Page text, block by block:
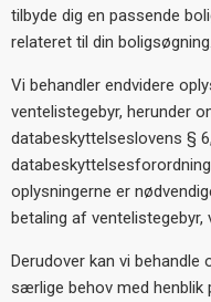
tilbyde dig en passende
relateret til din boligsøgning.
Vi behandler endvidere
ventelistegebyr, herunder
databeskyttelseslovens §
oplysningerne er
betaling af ventelistegebyr,
Derudover kan vi behandle
særlige behov med henblik